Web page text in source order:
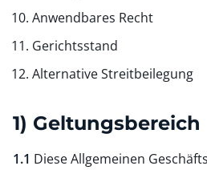
Anwendbares Recht
Gerichtsstand
Alternative Streitbeilegung
1) Geltungsbereich
1.1 Diese Allgemeinen